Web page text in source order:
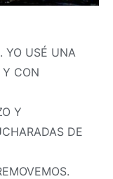
YO USÉ UNA
Y CON
Y
DE